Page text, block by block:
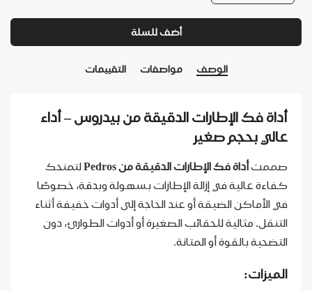
أضف للسلة
الوصف مواصفات التقييمات
أداة فك الإطارات الدقيقة من بيدروس – أداء
عالي بحجم صغير
صممتأداة فك الإطارات الدقيقة من Pedros
لتمنحك
كفاءة عالية في إزالة الإطارات بسهولة وبدقة، خصوصًا
في الأماكن الضيقة أو عند الحاجة إلى أدوات خفيفة أثناء
التنقل. مثالية للحقائب الصغيرة أو أدوات الطوارئ، دون
التضحية بالقوة أو المتانة.
الميزات: